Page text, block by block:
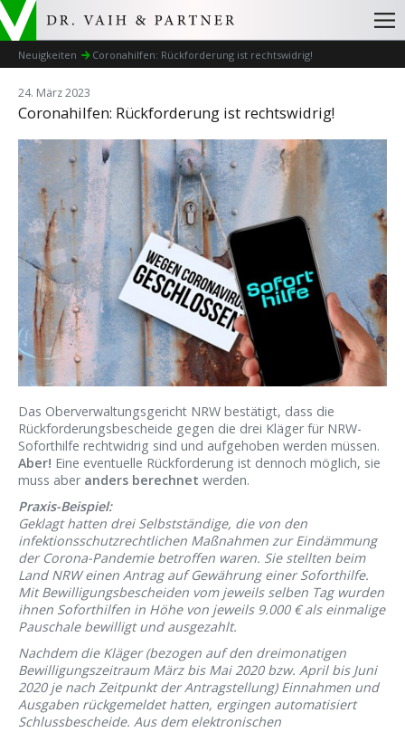
Neuigkeiten Coronahilfen: Rückforderung ist rechtswidrig!
24. März 2023
Coronahilfen: Rückforderung ist rechtswidrig!
Das Oberverwaltungsgericht NRW bestätigt, dass die
Rückforderungsbescheide gegen die drei Kläger für NRW-
Soforthilfe rechtwidrig sind und aufgehoben werden müssen.
Aber! Eine eventuelle Rückforderung ist dennoch möglich, sie
muss aber anders berechnet werden.
Praxis-Beispiel:
Geklagt hatten drei Selbstständige, die von den
infektionsschutzrechtlichen Maßnahmen zur Eindämmung
der Corona-Pandemie betroffen waren. Sie stellten beim
Land NRW einen Antrag auf Gewährung einer Soforthilfe.
Mit Bewilligungsbescheiden vom jeweils selben Tag wurden
ihnen Soforthilfen in Höhe von jeweils 9.000 € als einmalige
Pauschale bewilligt und ausgezahlt.
Nachdem die Kläger (bezogen auf den dreimonatigen
Bewilligungszeitraum März bis Mai 2020 bzw. April bis Juni
2020 je nach Zeitpunkt der Antragstellung) Einnahmen und
Ausgaben rückgemeldet hatten, ergingen automatisiert
Schlussbescheide. Aus dem elektronischen